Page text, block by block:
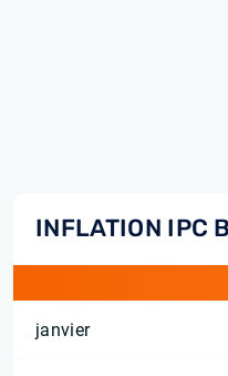
INFLATION IPC
janvier